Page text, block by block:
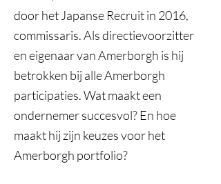
door het Japanse Recruit in 2016,
commissaris. Als directievoorzitter
en eigenaar van Amerborgh is hij
betrokken bij alle Amerborgh
participaties. Wat maakt een
ondernemer succesvol? En hoe
maakt hij zijn keuzes voor het
Amerborgh portfolio?